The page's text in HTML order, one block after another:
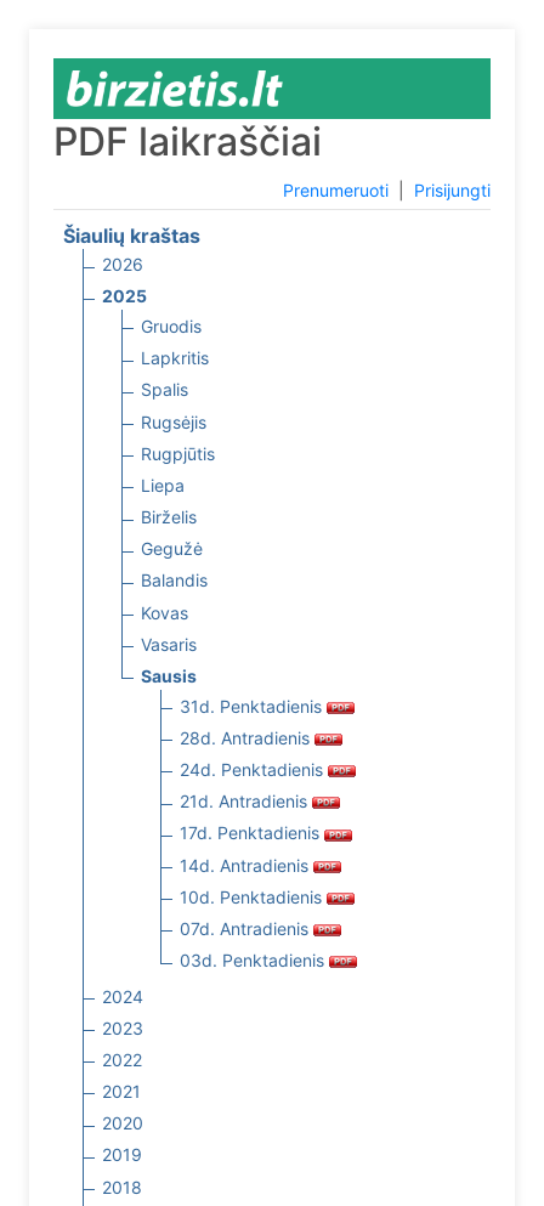
PDF laikraščiai
Prenumeruoti Prisijungti
Šiaulių kraštas
2026
2025
Gruodis
Lapkritis
Spalis
Rugsėjis
Rugpjūtis
Liepa
Birželis
Gegužė
Balandis
Kovas
Vasaris
Sausis
31d. Penktadienis
28d. Antradienis
24d. Penktadienis
21d. Antradienis
17d. Penktadienis
14d. Antradienis
10d. Penktadienis
07d. Antradienis
03d. Penktadienis
2024
2023
2022
2021
2020
2019
2018